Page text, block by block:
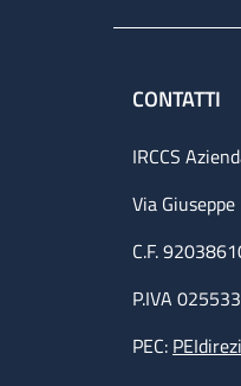
CONTATTI
IRCCS
Via
C.F.
P.IVA
PEC: